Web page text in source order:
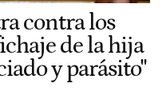
contra los
de la hija
y parásito"